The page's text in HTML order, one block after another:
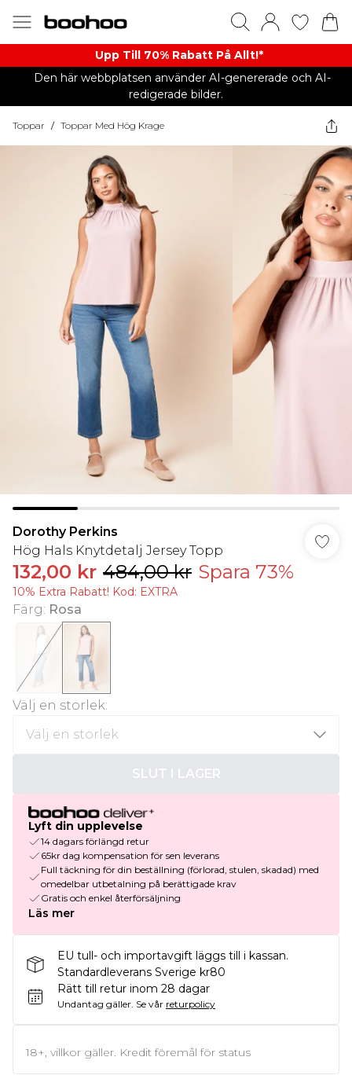
Upp Till 70% Rabatt På Allt!*
Den här webbplatsen använder AI-genererade och AI-
redigerade bilder.
Toppar / Toppar Med Hög Krage
Dorothy Perkins
Hög Hals Knytdetalj Jersey Topp
132,00 kr 484,00 kr Spara 73%
10% Extra Rabatt! Kod: EXTRA
Färg: Rosa
Välj en storlek:
SLUT I LAGER
Lyft din upplevelse
14 dagars förlängd retur
65kr dag kompensation för sen leverans
Full täckning för din beställning (förlorad, stulen, skadad) med
omedelbar utbetalning på berättigade krav
Gratis och enkel återförsäljning
Läs mer
EU tull- och importavgift läggs till i kassan.
Standardleverans Sverige kr80
Rätt till retur inom 28 dagar
Undantag gäller. Se vår returpolicy
18+, villkor gäller. Kredit föremål för status